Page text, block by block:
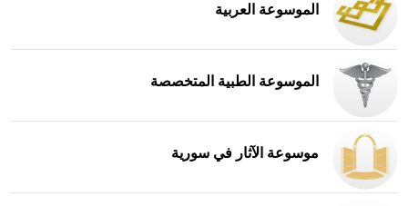
الموسوعة العربية
الموسوعة الطبية المتخصصة
موسوعة الآثار في سورية